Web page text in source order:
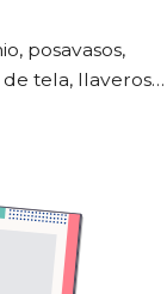
posavasos,
tela, llaveros…